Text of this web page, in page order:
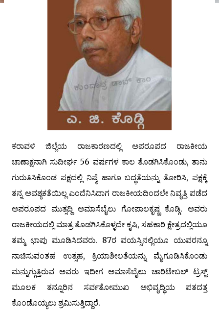
ಕರಾವಳಿ ಜಿಲ್ಲೆಯ ರಾಜಕಾರಣದಲ್ಲಿ ಅಪರೂಪದ ರಾಜಕೀಯ
ಚಾಣಾಕ್ಷನಾಗಿ ಸುದೀರ್ಘ 56 ವರ್ಷಗಳ ಕಾಲ ತೊಡಗಿಸಿಕೊಂಡು, ತಾನು
ಗುರುತಿಸಿಕೊಂಡ ಪಕ್ಷದಲ್ಲಿ ನಿಷ್ಠೆ ಹಾಗೂ ಬದ್ಧತೆಯನ್ನು ತೋರಿಸಿ, ಪಕ್ಷಕ್ಕೆ
ತನ್ನ ಅವಶ್ಯಕತೆಯಿಲ್ಲ ಎಂದೆನಿಸಿದಾಗ ರಾಜಕೀಯದಿಂದಲೇ ನಿವೃತ್ತಿ ಪಡೆದ
ಅಪರೂಪದ ಮುತ್ಸದ್ದಿ ಅಮಾಸೆಬೈಲು ಗೋಪಾಲಕೃಷ್ಣ ಕೊಡ್ಗಿ. ಅವರು
ರಾಜಕೀಯದಲ್ಲಿ ಮಾತ್ರ ತೊಡಗಿಸಿಕೊಳ್ಳದೇ ಕೃಷಿ, ಸಹಕಾರಿ ಕ್ಷೇತ್ರದಲ್ಲಿಯೂ
ತಮ್ಮ ಛಾಪು ಮೂಡಿಸಿದವರು. 87ರ ವಯಸ್ಸಿನಲ್ಲಿಯೂ ಯುವರನ್ನೂ
ನಾಚಿಸುವಂತಹ ಉತ್ಸಹ, ಕ್ರಿಯಾಶೀಲತೆಯನ್ನು ಮೈಗೂಡಿಸಿಕೊಂಡು
ಮನ್ನುಗ್ಗುತ್ತಿರುವ ಅವರು ಇದೀಗ ಅಮಾಸೆಬೈಲು ಚಾರಿಟೇಬಲ್ ಟ್ರಸ್ಟ್
ಮೂಲಕ ತನ್ನೂರಿನ ಸರ್ವತೋಮುಖ ಅಭಿವೃದ್ಧಿಯ ಪತದತ್ತ
ಕೊಂಡೊಯ್ಯಲು ಶ್ರಮಿಸುತ್ತಿದ್ದಾರೆ.